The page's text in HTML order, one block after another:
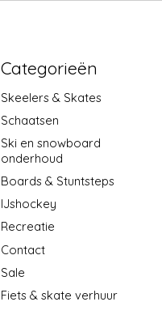
Categorieën
Skeelers & Skates
Schaatsen
Ski en snowboard
onderhoud
Boards & Stuntsteps
IJshockey
Recreatie
Contact
Sale
Fiets & skate verhuur